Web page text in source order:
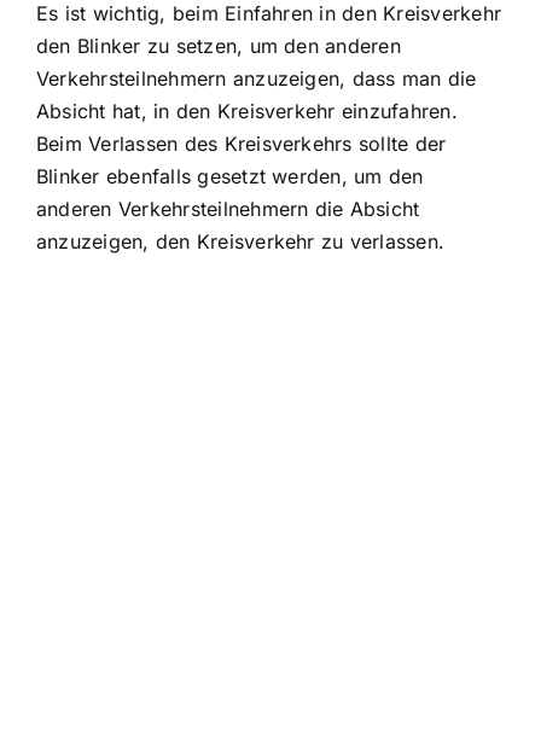
Es ist wichtig, beim Einfahren in den Kreisverkehr
den Blinker zu setzen, um den anderen
Verkehrsteilnehmern anzuzeigen, dass man die
Absicht hat, in den Kreisverkehr einzufahren.
Beim Verlassen des Kreisverkehrs sollte der
Blinker ebenfalls gesetzt werden, um den
anderen Verkehrsteilnehmern die Absicht
anzuzeigen, den Kreisverkehr zu verlassen.